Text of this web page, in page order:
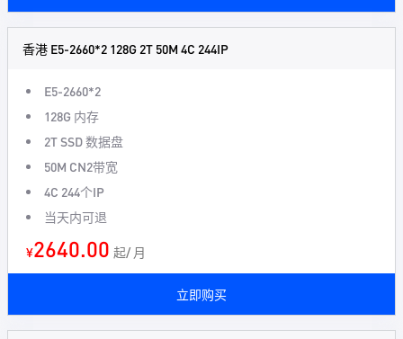
香港 E5-2660*2 128G 2T 50M 4C 244IP
E5-2660*2
128G 内存
2T SSD 数据盘
50M CN2带宽
4C 244个IP
当天内可退
¥2640.00 起/ 月
立即购买